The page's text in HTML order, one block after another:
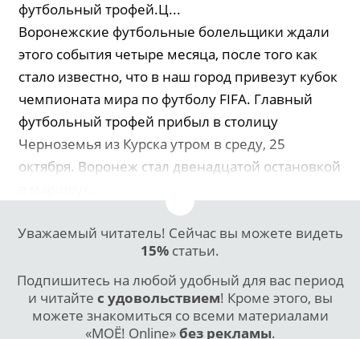
футбольный трофей.Ц...
Воронежские футбольные болельщики ждали
этого события четыре месяца, после того как
стало известно, что в наш город привезут кубок
чемпионата мира по футболу FIFA. Главный
футбольный трофей прибыл в столицу
Черноземья из Курска утром в среду, 25
октября. Воронеж стал двенадцатой остановкой
Уважаемый читатель! Сейчас вы можете видеть
15% статьи.
Подпишитесь на любой удобный для вас период
и читайте с удовольствием! Кроме этого, вы
можете знакомиться со всеми материалами
«МОЁ! Online»без рекламы.